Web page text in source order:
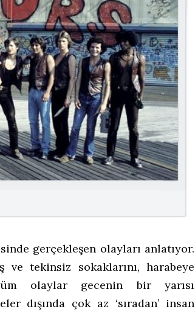
gerçekleşen olayları anlatıyor.
tekinsiz sokaklarını, harabeye
olaylar gecenin bir yarısı
dışında çok az ‘sıradan’ insan